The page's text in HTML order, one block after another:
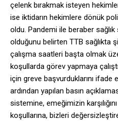
çelenk bırakmak isteyen
ise iktidarın hekimlere dönük
oldu. Pandemi ile beraber
olduğunu belirten TTB sağlıkta
çalışma saatleri başta olmak
koşullarda görev yapmaya
için greve başvurduklarını ifade
ardından yapılan basın
sistemine, emeğimizin
koşullarına, bizleri